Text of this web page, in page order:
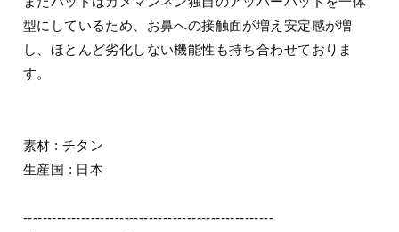
型にしているため、お鼻への接触面が増え安定感が増
し、ほとんど劣化しない機能性も持ち合わせておりま
す。
素材 : チタン
生産国 : 日本
----------------------------------------------------